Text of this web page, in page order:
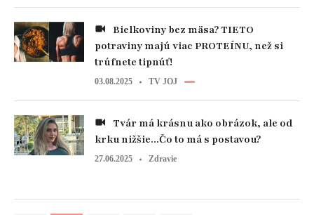
potraviny majú viac PROTEÍNU, než si
trúfnete tipnúť!
03.08.2025 TV JOJ
krku nižšie...Čo to má s postavou?
27.06.2025 Zdravie